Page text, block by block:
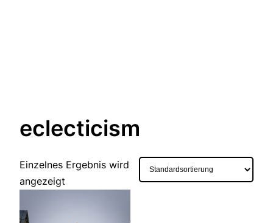
eclecticism
Einzelnes Ergebnis wird
angezeigt